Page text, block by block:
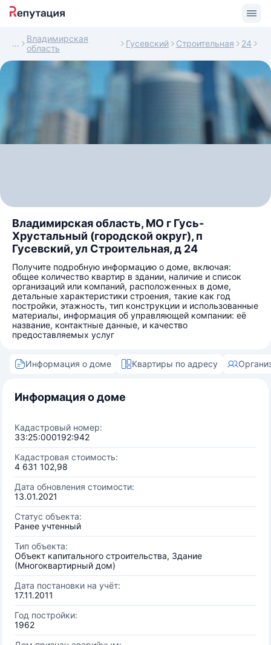
Владимирская
область
Гусевский Строительная 24
Владимирская область, МО г Гусь-
Хрустальный (городской округ), п
Гусевский, ул Строительная, д 24
Получите подробную информацию о доме, включая:
общее количество квартир в здании, наличие и список
организаций или компаний, расположенных в доме,
детальные характеристики строения, такие как год
постройки, этажность, тип конструкции и использованные
материалы, информация об управляющей компании: её
название, контактные данные, и качество
предоставляемых услуг
Информация о доме Квартиры по адресу
Информация о доме
Кадастровый номер:
33:25:000192:942
Кадастровая стоимость:
4 631 102,98
Дата обновления стоимости:
13.01.2021
Статус объекта:
Ранее учтенный
Тип объекта:
Объект капитального строительства, Здание
(Многоквартирный дом)
Дата постановки на учёт:
17.11.2011
Год постройки:
1962